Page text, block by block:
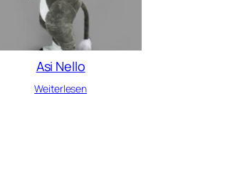
Asi Nello
Weiterlesen